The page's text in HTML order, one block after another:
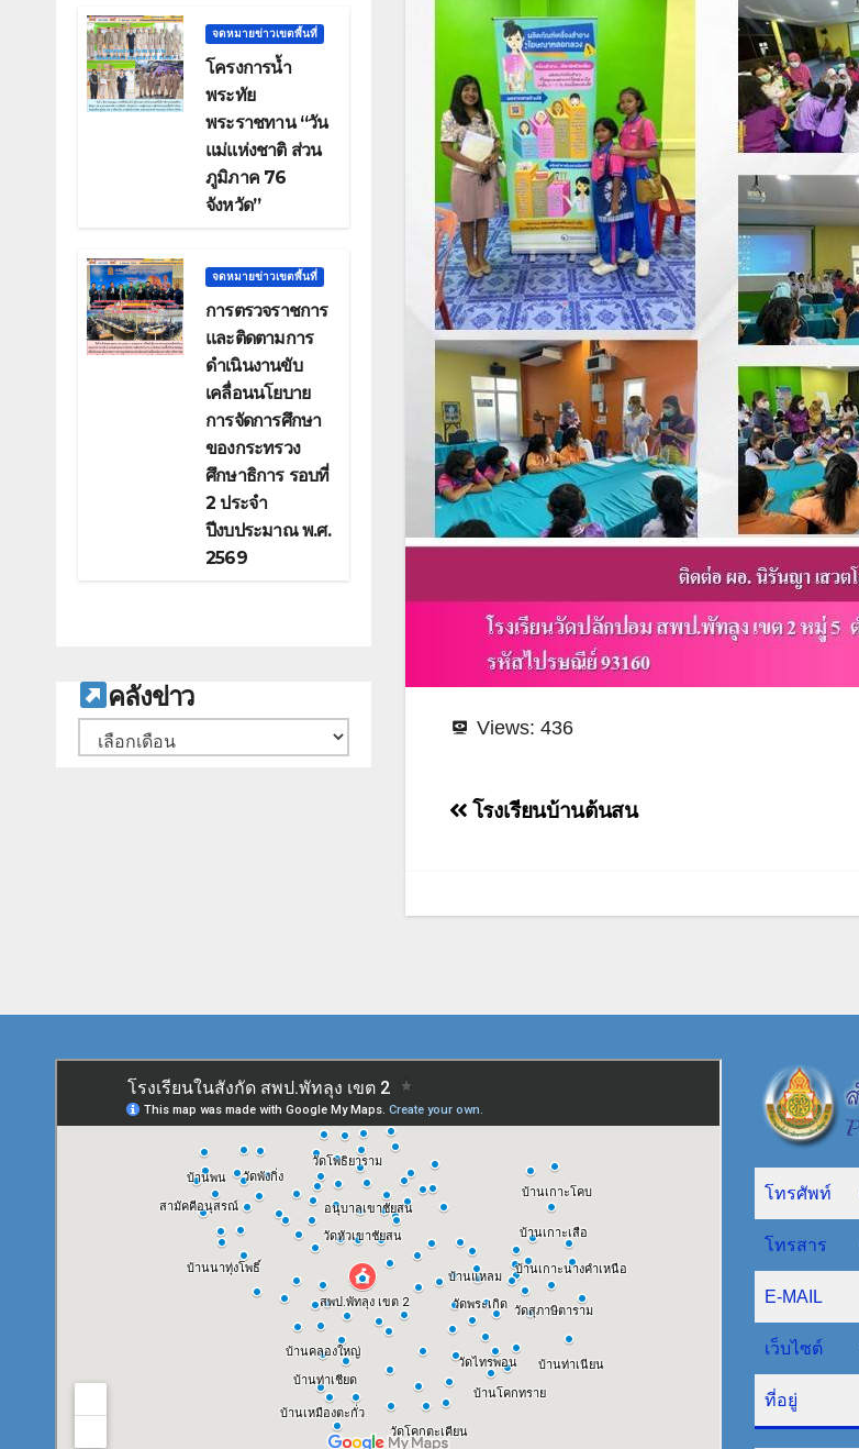
จดหมายข่าวเขตพื้นที่
โครงการน้ำ
พระทัย
พระราชทาน “วัน
แม่แห่งชาติ ส่วน
ภูมิภาค 76
จังหวัด”
จดหมายข่าวเขตพื้นที่
การตรวจราชการ
และติดตามการ
ดำเนินงานขับ
เคลื่อนนโยบาย
การจัดการศึกษา
ของกระทรวง
ศึกษาธิการ รอบที่
2 ประจำ
ปีงบประมาณ พ.ศ.
2569
คลังข่าว
คลัง
Views: 436
แนะแนว
โรงเรียนบ้านต้นสน
โทรศัพท์
โทรสาร
E-MAIL
เว็บไซต์
ที่อยู่